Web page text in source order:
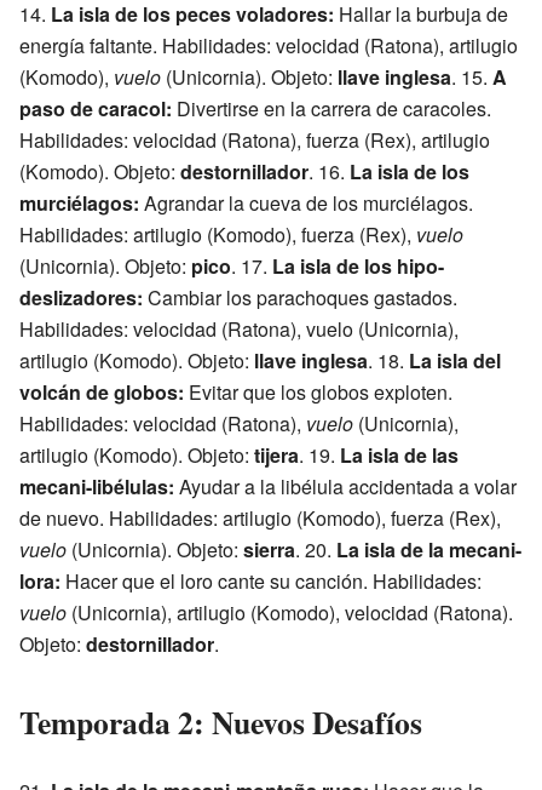
14. La isla de los peces voladores: Hallar la burbuja de
energía faltante. Habilidades: velocidad (Ratona), artilugio
(Komodo), vuelo (Unicornia). Objeto: llave inglesa. 15. A
paso de caracol: Divertirse en la carrera de caracoles.
Habilidades: velocidad (Ratona), fuerza (Rex), artilugio
(Komodo). Objeto: destornillador. 16. La isla de los
murciélagos: Agrandar la cueva de los murciélagos.
Habilidades: artilugio (Komodo), fuerza (Rex), vuelo
(Unicornia). Objeto: pico. 17. La isla de los hipo-
deslizadores: Cambiar los parachoques gastados.
Habilidades: velocidad (Ratona), vuelo (Unicornia),
artilugio (Komodo). Objeto: llave inglesa. 18. La isla del
volcán de globos: Evitar que los globos exploten.
Habilidades: velocidad (Ratona), vuelo (Unicornia),
artilugio (Komodo). Objeto: tijera. 19. La isla de las
mecani-libélulas: Ayudar a la libélula accidentada a volar
de nuevo. Habilidades: artilugio (Komodo), fuerza (Rex),
vuelo (Unicornia). Objeto: sierra. 20. La isla de la mecani-
lora: Hacer que el loro cante su canción. Habilidades:
vuelo (Unicornia), artilugio (Komodo), velocidad (Ratona).
Objeto: destornillador.
Temporada 2: Nuevos Desafíos